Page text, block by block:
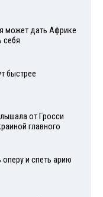
может дать Африке
себя
быстрее
от Гросси
главного
и спеть арию